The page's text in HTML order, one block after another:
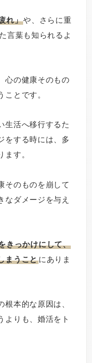
れ」や、さらに重
言葉も知られるよ
心の健康そのもの
とです。
生活へ移行するた
をする時には、多
す。
そのものを崩して
なダメージを与え
きっかけにして、
まうことにありま
本的な原因は、
よりも、婚活をト